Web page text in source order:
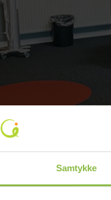
Samtykke